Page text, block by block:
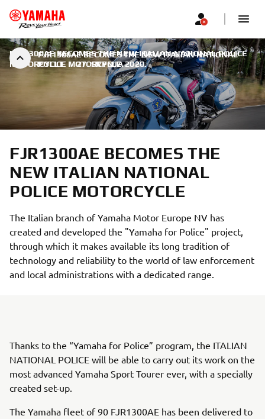
FJR1300AE BECOMES THE NEW ITALIAN NATIONAL
POLICE MOTORCYCLE
FJR1300AE BECOMES THE NEW ITALIAN NATIONAL POLICE
MOTORCYCLE | 27. SRPNJA 2020.
FJR1300AE BECOMES THE
NEW ITALIAN NATIONAL
POLICE MOTORCYCLE
The Italian branch of Yamaha Motor Europe NV has
created and developed the "Yamaha for Police" project,
through which it makes available its long tradition of
technology and reliability to the world of law enforcement
and local administrations with a dedicated range.
Thanks to the “Yamaha for Police” program, the ITALIAN
NATIONAL POLICE will be able to carry out its work on the
most advanced Yamaha Sport Tourer ever, with a specially
created set-up.
The Yamaha fleet of 90 FJR1300AE has been delivered to